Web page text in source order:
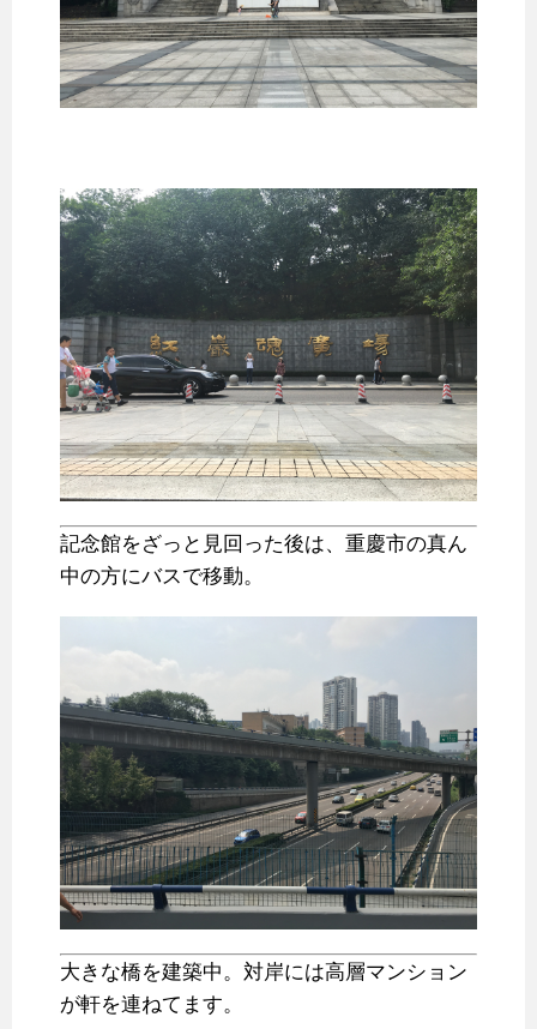
記念館をざっと見回った後は、重慶市の真ん
中の方にバスで移動。
大きな橋を建築中。対岸には高層マンション
が軒を連ねてます。